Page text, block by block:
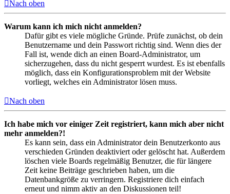
Nach oben
Warum kann ich mich nicht anmelden?
Dafür gibt es viele mögliche Gründe. Prüfe zunächst, ob dein
Benutzername und dein Passwort richtig sind. Wenn dies der
Fall ist, wende dich an einen Board-Administrator, um
sicherzugehen, dass du nicht gesperrt wurdest. Es ist ebenfalls
möglich, dass ein Konfigurationsproblem mit der Website
vorliegt, welches ein Administrator lösen muss.
Nach oben
Ich habe mich vor einiger Zeit registriert, kann mich aber nicht
mehr anmelden?!
Es kann sein, dass ein Administrator dein Benutzerkonto aus
verschieden Gründen deaktiviert oder gelöscht hat. Außerdem
löschen viele Boards regelmäßig Benutzer, die für längere
Zeit keine Beiträge geschrieben haben, um die
Datenbankgröße zu verringern. Registriere dich einfach
erneut und nimm aktiv an den Diskussionen teil!